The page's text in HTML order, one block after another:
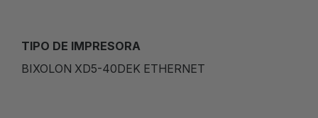
TIPO DE IMPRESORA
BIXOLON XD5-40DEK ETHERNET